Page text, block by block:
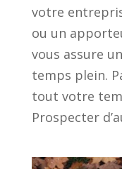
votre
ou un
vous assure
temps plein.
tout votre
Prospecter